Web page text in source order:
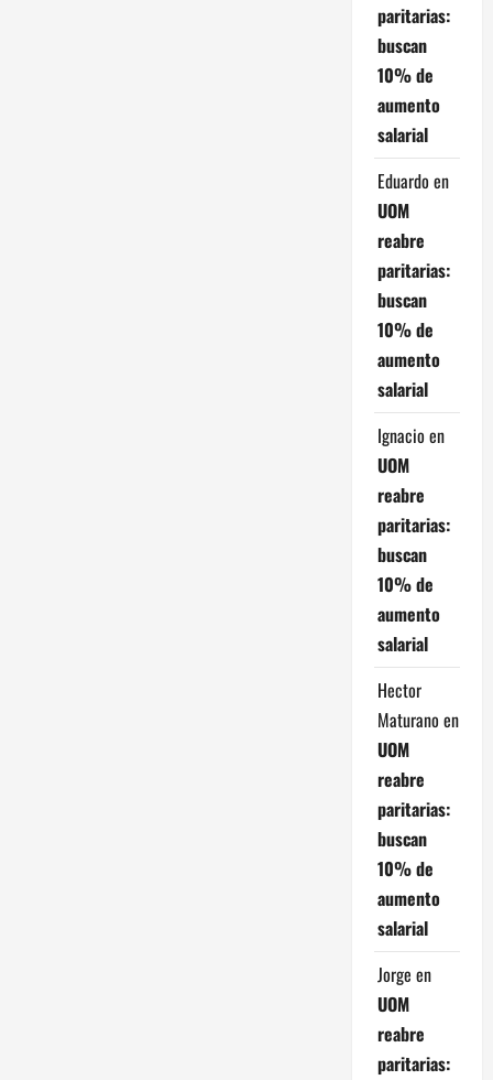
paritarias:
buscan
10% de
aumento
salarial
Eduardo en
UOM
reabre
paritarias:
buscan
10% de
aumento
salarial
Ignacio en
UOM
reabre
paritarias:
buscan
10% de
aumento
salarial
Hector
Maturano en
UOM
reabre
paritarias:
buscan
10% de
aumento
salarial
Jorge en
UOM
reabre
paritarias: